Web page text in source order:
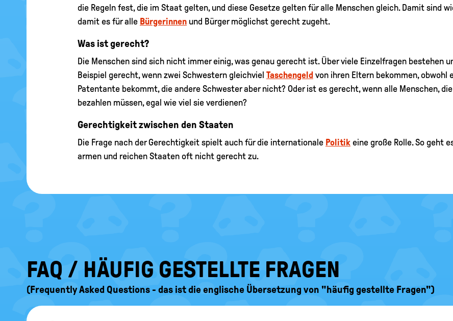
die Regeln fest, die im Staat gelten, und diese Gesetze gelten für alle Menschen gleich. Damit sind
damit es für alle Bürgerinnen und Bürger möglichst gerecht zugeht.
Was ist gerecht?
Die Menschen sind sich nicht immer einig, was genau gerecht ist. Über viele Einzelfragen bestehen
Beispiel gerecht, wenn zwei Schwestern gleichviel Taschengeld von ihren Eltern bekommen, obwohl
Patentante bekommt, die andere Schwester aber nicht? Oder ist es gerecht, wenn alle Menschen,
bezahlen müssen, egal wie viel sie verdienen?
Gerechtigkeit zwischen den Staaten
Die Frage nach der Gerechtigkeit spielt auch für die internationale Politik eine große Rolle. So geht
armen und reichen Staaten oft nicht gerecht zu.
FAQ / HÄUFIG GESTELLTE FRAGEN
(Frequently Asked Questions - das ist die englische Übersetzung von "häufig gestellte Fragen")